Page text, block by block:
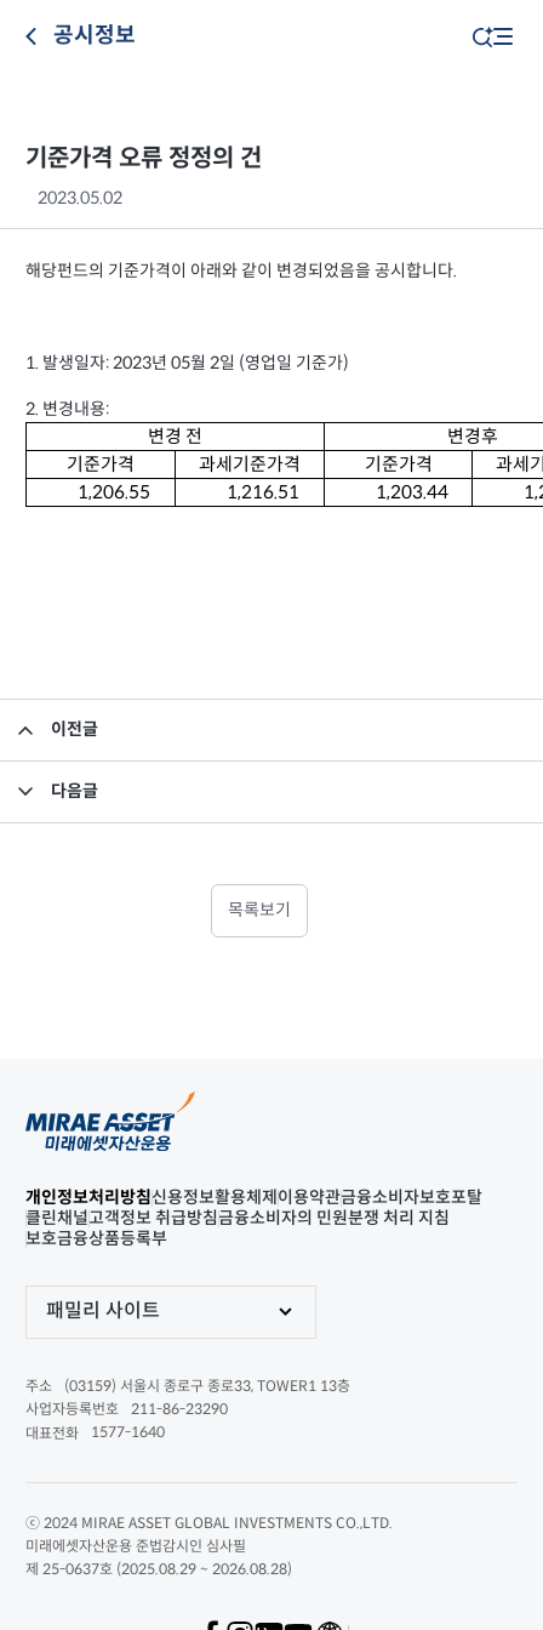
공시정보
기준가격 오류 정정의 건
2023.05.02
해당펀드의 기준가격이 아래와 같이 변경되었음을 공시합니다.
1. 발생일자: 2023년 05월 2일 (영업일 기준가)
2. 변경내용:
변경 전
변경후
기준가격
과세기준가격 기준가격
과세
1,206.55
1,216.51 1,203.44
이전글
다음글
목록보기
개인정보처리방침신용정보활용체제 이용약관금융소비자보호포탈
클린채널고객정보 취급방침금융소비자의 민원분쟁 처리 지침
보호금융상품등록부
패밀리 사이트
주소
(03159) 서울시 종로구 종로33, TOWER1 13층
사업자등록번호
211-86-23290
대표전화
1577-1640
ⓒ 2024 MIRAE ASSET GLOBAL INVESTMENTS CO.,LTD.
미래에셋자산운용 준법감시인 심사필
제 25-0637호 (2025.08.29 ~ 2026.08.28)